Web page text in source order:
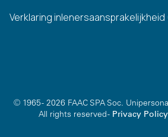
Verklaring inlenersaansprakelijkheid
© 1965 - 2026 FAAC SPA Soc.
All rights reserved - Privacy Policy